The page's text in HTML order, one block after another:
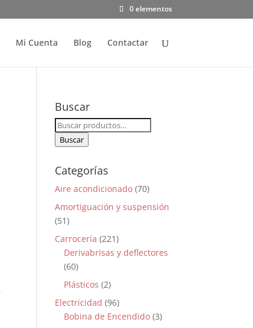
0 elementos
Mi Cuenta Blog Contactar
Buscar
Buscar
por:
Buscar
Categorías
Aire acondicionado (70)
Amortiguación y suspensión
(51)
Carrocería (221)
Derivabrisas y deflectores
(60)
Plásticos (2)
Electricidad (96)
Bobina de Encendido (3)